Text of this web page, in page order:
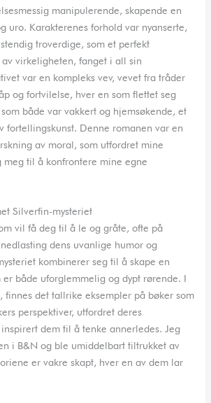
manipulerende, skapende en
uro. Karakterenes forhold var nyanserte,
troverdige, som et perfekt
virkeligheten, fanget i all sin
var en kompleks vev, vevet fra tråder
og fortvilelse, hver en som flettet seg
både var vakkert og hjemsøkende, et
fortellingskunst. Denne romanen var en
av moral, som utfordret mine
meg til å konfrontere mine egne
Silverfin-mysteriet
vil få deg til å le og gråte, ofte på
dens uvanlige humor og
kombinerer seg til å skape en
er både uforglemmelig og dypt rørende. I
finnes det tallrike eksempler på bøker som
perspektiver, utfordret deres
dem til å tenke annerledes. Jeg
i B&N og ble umiddelbart tiltrukket av
er vakre skapt, hver en av dem lar